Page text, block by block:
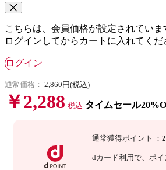
こちらは、会員価格が設定されていま
ログインしてからカートに入れてくだ
ログイン
通常価格： 2,860円(税込)
￥2,288 税込 タイムセール
通常獲得ポイント ：
dカード利用で、 ポイ